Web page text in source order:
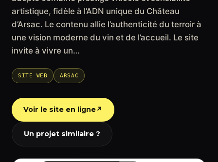
artistique, fidèle à l’ADN unique du Château
d’Arsac. Le contenu allie l’authenticité du terroir à
une vision moderne du vin et de l’accueil. Le site
invite à vivre un…
SITE WEB ARSAC
Voir le site en ligne↗
Un projet similaire ?